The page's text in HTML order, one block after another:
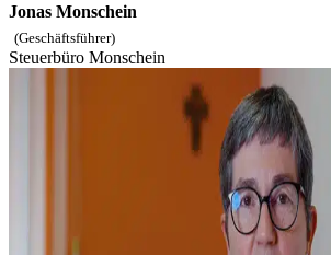
Jonas Monschein
(Geschäftsführer)
Steuerbüro Monschein